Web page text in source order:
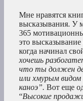
Мне нравятся
высказывания. У
365
это
когда начинал
хочешь
что ты должен
или хмурым видом
каноэ”. Вот еще
“Высокие